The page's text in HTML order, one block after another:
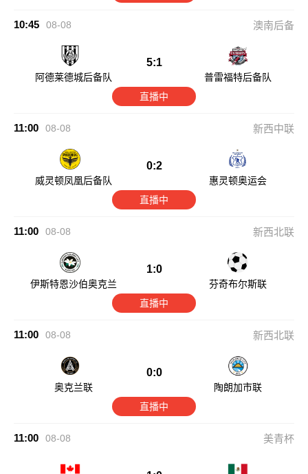
10:45 08-08 澳南后备
阿德莱德城后备队
5:1
普雷福特后备队
直播中
11:00 08-08 新西中联
威灵顿凤凰后备队
0:2
惠灵顿奥运会
直播中
11:00 08-08 新西北联
伊斯特恩沙伯奥克兰
1:0
芬奇布尔斯联
直播中
11:00 08-08 新西北联
奥克兰联
0:0
陶朗加市联
直播中
11:00 08-08 美青杯